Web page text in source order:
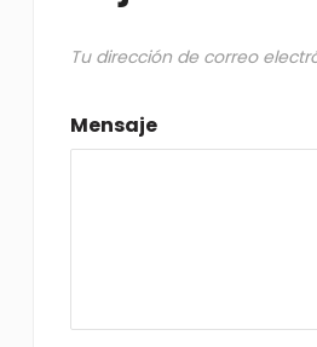
Tu dirección de correo
Mensaje